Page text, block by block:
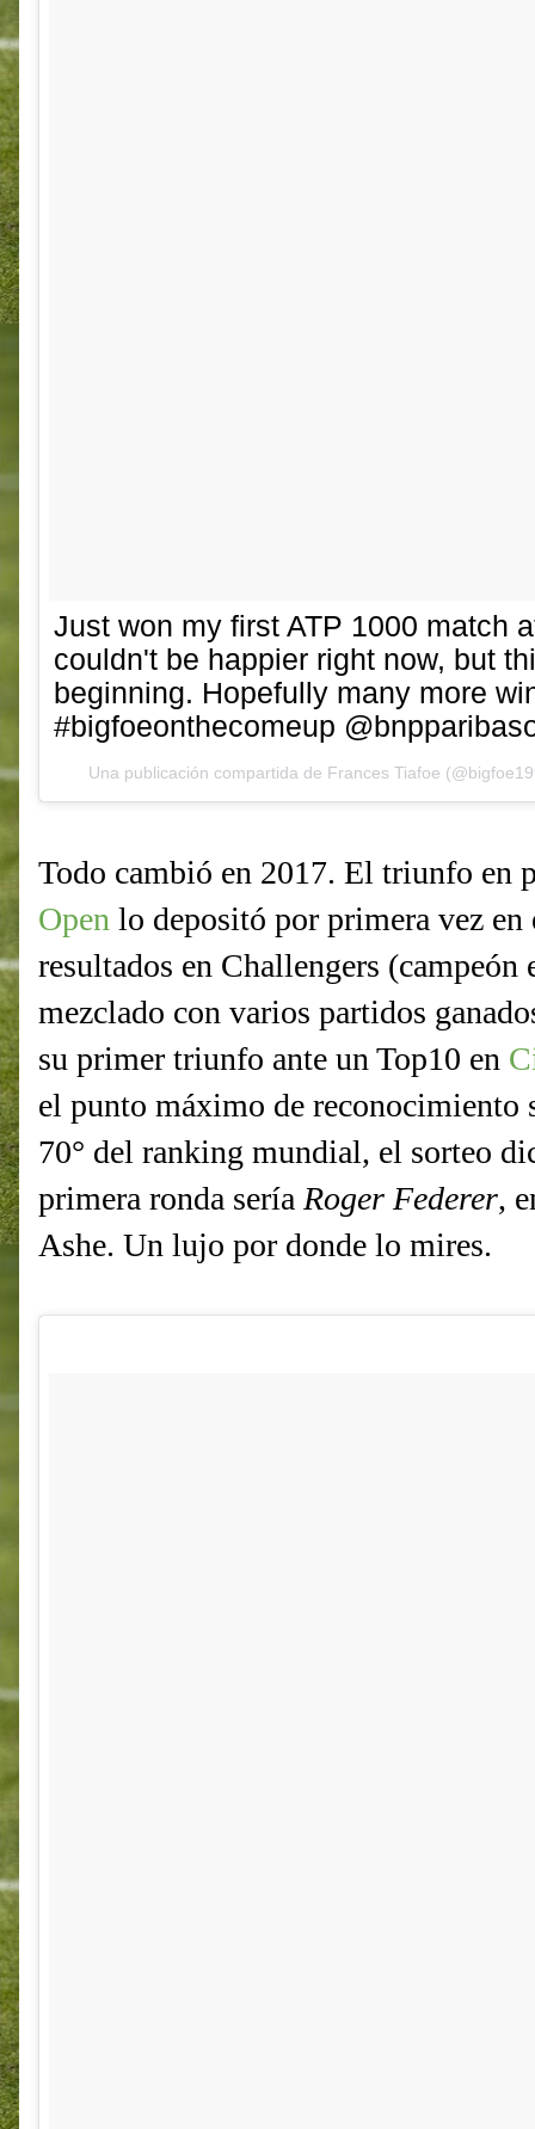
Just won my first ATP 1000 match
couldn't be happier right now, but
beginning. Hopefully many more
#bigfoeonthecomeup
Una publicación compartida de Frances Tiafoe
Todo cambió en 2017. El triunfo en
Open lo depositó por primera vez en
resultados en Challengers
mezclado con varios partidos
su primer triunfo ante un Top10 en
el punto máximo de reconocimiento
70° del ranking mundial, el sorteo
primera ronda sería Roger Federer,
Ashe. Un lujo por donde lo mires.